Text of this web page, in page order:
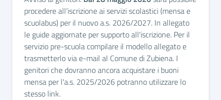
procedere all'iscrizione ai servizi scolastici (mensa e
scuolabus) per il nuovo a.s. 2026/2027. In allegato
le guide aggiornate per supporto all'iscrizione. Per il
servizio pre-scuola compilare il modello allegato e
trasmetterlo via e-mail al Comune di Zubiena. I
genitori che dovranno ancora acquistare i buoni
mensa per l'a.s. 2025/2026 potranno utilizzare lo
stesso link.